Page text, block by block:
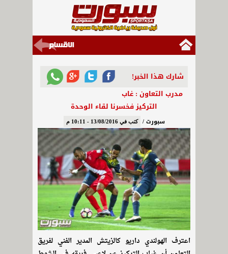
شارك هذا الخبر!
مدرب التعاون : غاب
التركيز فخسرنا لقاء الوحدة
سبورت / كتب في 13/08/2016 - 10:11 م
اعترف الهولندي داريو كالزيتش المدير الفني لفريق